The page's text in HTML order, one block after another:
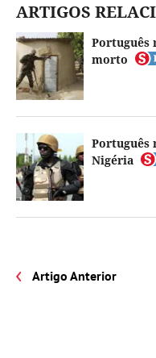
ARTIGOS
Português
morto
Português
Nigéria
Artigo Anterior